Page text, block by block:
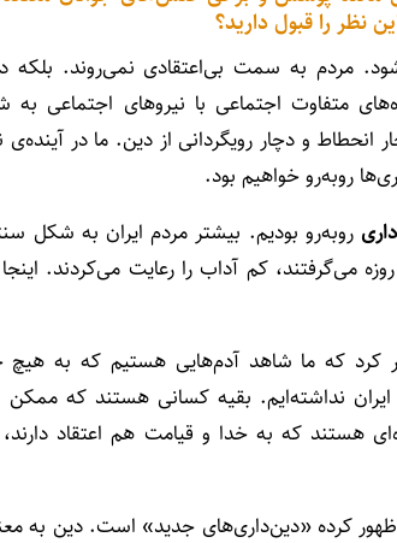
نظر را قبول دارید؟
مردم به سمت بی‌اعتقادی نمی‌روند. بلکه
متفاوت اجتماعی با نیروهای اجتماعی
انحطاط و دچار رویگردانی از دین. ما در
روبه‌رو خواهیم بود.
روبه‌رو بودیم. بیشتر مردم ایران به شکل
می‌گرفتند، کم آداب را رعایت می‌کردند.
کرد که ما شاهد آدم‌هایی هستیم که به هیچ
نداشته‌ایم.‌ بقیه کسانی هستند که
هستند که به خدا و قیامت هم اعتقاد
کرده «دین‌داری‌های جدید» است. دین به